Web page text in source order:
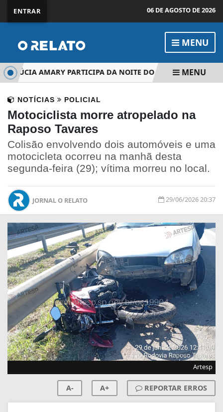
ENTRAR 06 DE AGOSTO DE 2026
MENU
AMARY PARTICIPA DA NOITE DO SUKIYAKIMENU
NOTÍCIAS POLICIAL
Motociclista morre atropelado na
Raposo Tavares
Colisão envolvendo dois automóveis e uma
motocicleta ocorreu na manhã desta
segunda-feira (29); vítima morreu no local.
JORNAL O RELATO 29/06/2026 20:37
Artesp
A- A+ REPORTAR ERROS